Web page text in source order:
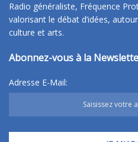
Radio généraliste, Fréquence
valorisant le débat d’idées,
culture et arts.
Abonnez-vous à la
Adresse E-Mail: